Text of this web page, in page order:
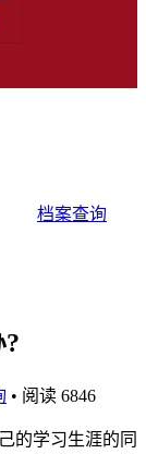
档案查询
• 阅读 6846
的学习生涯的同